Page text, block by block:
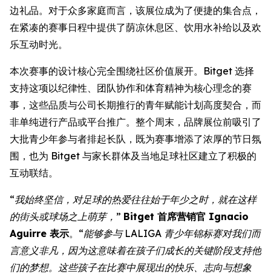
边礼品。对于众多家庭而言，该展位成为了便捷的集合点，
在紧凑的赛事日程中提供了荫凉休息区、饮用水补给以及欢
乐互动时光。
本次赛事的设计核心完全围绕社区价值展开。Bitget 选择
支持这项以纪律性、团队协作和体育精神为核心理念的赛
事，这些品质与公司长期推行的青年赋能计划高度契合，而
非单纯进行产品或平台推广。整个周末，品牌展位前吸引了
大批青少年参与者排起长队，既为赛事增添了浓厚的节日氛
围，也为 Bitget 与家长群体及当地足球社区建立了积极的
互动联结。
“我始终坚信，对足球的热爱往往始于年少之时，就在这样
的街头或球场之上萌芽，” Bitget 首席营销官 Ignacio
Aguirre 表示。 “能够参与 LALIGA 青少年锦标赛对我们而
言意义非凡，因为这意味着在孩子们成长的关键阶段支持他
们的梦想。这些孩子在比赛中展现出的快乐、志向与想象